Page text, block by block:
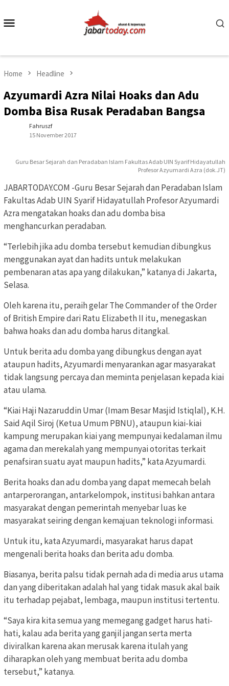
content
Home Headline
Azyumardi Azra Nilai Hoaks dan Adu
Domba Bisa Rusak Peradaban Bangsa
Fahruszf
15 November 2017
Guru Besar Sejarah dan Peradaban Islam Fakultas Adab UIN Syarif Hidayatullah
Profesor Azyumardi Azra (dok.JT)
JABARTODAY.COM -Guru Besar Sejarah dan Peradaban Islam
Fakultas Adab UIN Syarif Hidayatullah Profesor Azyumardi
Azra mengatakan hoaks dan adu domba bisa
menghancurkan peradaban.
“Terlebih jika adu domba tersebut kemudian dibungkus
menggunakan ayat dan hadits untuk melakukan
pembenaran atas apa yang dilakukan,” katanya di Jakarta,
Selasa.
Oleh karena itu, peraih gelar The Commander of the Order
of British Empire dari Ratu Elizabeth II itu, menegaskan
bahwa hoaks dan adu domba harus ditangkal.
Untuk berita adu domba yang dibungkus dengan ayat
ataupun hadits, Azyumardi menyarankan agar masyarakat
tidak langsung percaya dan meminta penjelasan kepada kiai
atau ulama.
“Kiai Haji Nazaruddin Umar (Imam Besar Masjid Istiqlal), K.H.
Said Aqil Siroj (Ketua Umum PBNU), ataupun kiai-kiai
kampung merupakan kiai yang mempunyai kedalaman ilmu
agama dan merekalah yang mempunyai otoritas terkait
penafsiran suatu ayat maupun hadits,” kata Azyumardi.
Berita hoaks dan adu domba yang dapat memecah belah
antarperorangan, antarkelompok, institusi bahkan antara
masyarakat dengan pemerintah menyebar luas ke
masyarakat seiring dengan kemajuan teknologi informasi.
Untuk itu, kata Azyumardi, masyarakat harus dapat
mengenali berita hoaks dan berita adu domba.
Biasanya, berita palsu tidak pernah ada di media arus utama
dan yang diberitakan adalah hal yang tidak masuk akal baik
itu terhadap pejabat, lembaga, maupun institusi tertentu.
“Saya kira kita semua yang memegang gadget harus hati-
hati, kalau ada berita yang ganjil jangan serta merta
diviralkan karena akan merusak karena itulah yang
diharapkan oleh yang membuat berita adu domba
tersebut,” katanya.